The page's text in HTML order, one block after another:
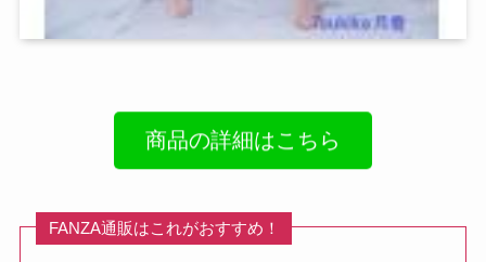
商品の詳細はこちら
FANZA通販はこれがおすすめ！